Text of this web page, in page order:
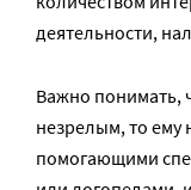
деятельности,
Важно понимать,
незрелым, то ему
помогающими